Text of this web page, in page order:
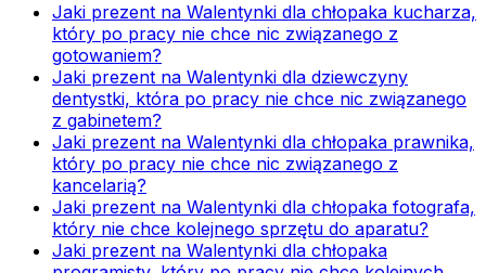
Jaki prezent na Walentynki dla chłopaka kucharza,
który po pracy nie chce nic związanego z
gotowaniem?
Jaki prezent na Walentynki dla dziewczyny
dentystki, która po pracy nie chce nic związanego
z gabinetem?
Jaki prezent na Walentynki dla chłopaka prawnika,
który po pracy nie chce nic związanego z
kancelarią?
Jaki prezent na Walentynki dla chłopaka fotografa,
który nie chce kolejnego sprzętu do aparatu?
Jaki prezent na Walentynki dla chłopaka